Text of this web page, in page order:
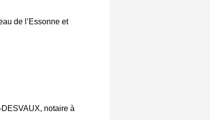
de l’Essonne et
notaire à